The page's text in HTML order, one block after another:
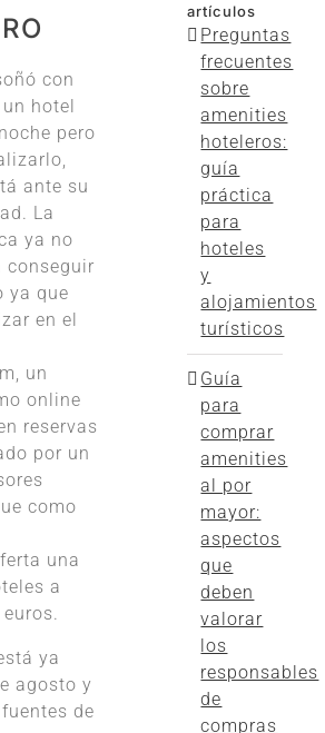
con
hotel
pero
ante su
La
ya no
conseguir
ya que
en el
un
online
reservas
por un
como
una
a
ya
agosto y
de
artículos
Preguntas
frecuentes
sobre
amenities
hoteleros:
guía
práctica
para
hoteles
y
alojamientos
turísticos
Guía
para
comprar
amenities
al por
mayor:
aspectos
que
deben
valorar
los
responsables
de
compras